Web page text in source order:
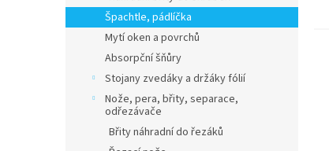
Špachtle, pádlíčka
Mytí oken a povrchů
Absorpční šňůry
Stojany zvedáky a držáky fólií
Nože, pera, břity, separace,
odřezávače
Břity náhradní do řezáků